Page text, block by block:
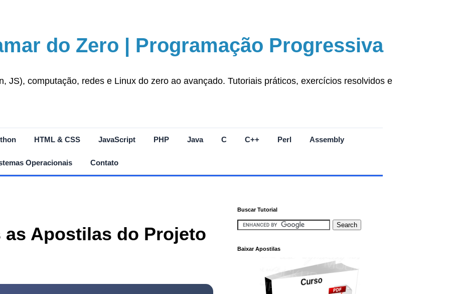
do Zero | Programação Progressiva
JS), computação, redes e Linux do zero ao avançado. Tutoriais práticos, exercícios resolvidos e
HTML & CSS JavaScript PHP Java C C++ Perl Assembly
Operacionais Contato
as Apostilas do Projeto
Buscar Tutorial
Baixar Apostilas